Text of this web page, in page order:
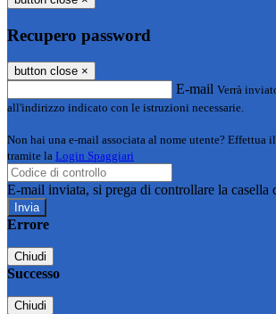
Recupero password
button close ×
E-mail Verrà
all'indirizzo indicato con le istruzioni necessarie.
Non hai una e-mail associata al nome utente? Effettua
tramite la Login Spaggiari
E-mail inviata, si prega di controllare la casella
Errore
Chiudi
Successo
Chiudi